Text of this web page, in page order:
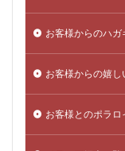
お客様からのハガ
お客様からの嬉し
お客様とのポラロ